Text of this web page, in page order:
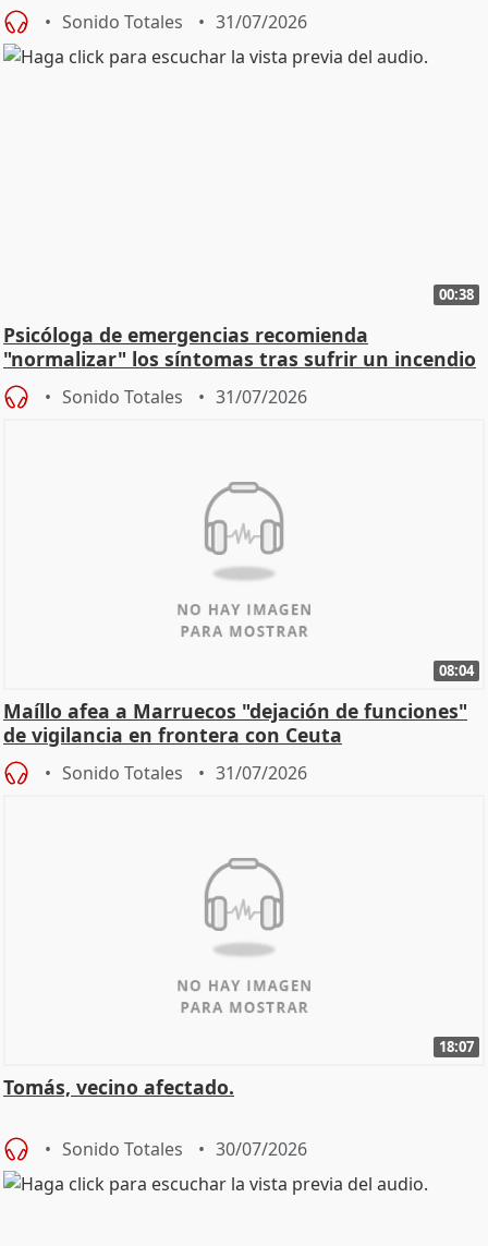
Sonido Totales 31/07/2026
00:38
Psicóloga de emergencias recomienda
"normalizar" los síntomas tras sufrir un incendio
Sonido Totales 31/07/2026
08:04
Maíllo afea a Marruecos "dejación de funciones"
de vigilancia en frontera con Ceuta
Sonido Totales 31/07/2026
18:07
Tomás, vecino afectado.
Sonido Totales 30/07/2026